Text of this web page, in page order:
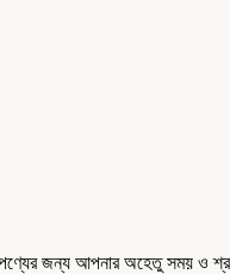
জন্য আপনার অহেতু সময় ও